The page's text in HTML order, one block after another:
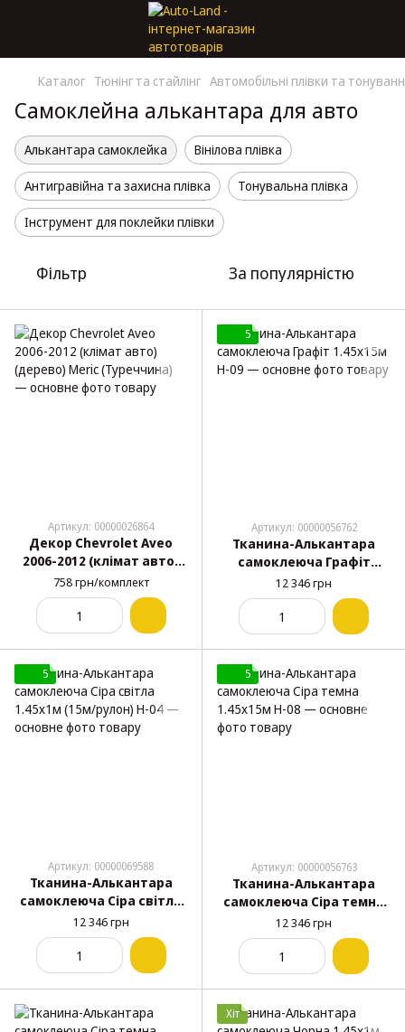
Каталог Тюнінг та стайлінг Автомобільні плівки та
Самоклейна алькантара для авто
Алькантара самоклейка Вінілова плівка
Антигравійна та захисна плівка Тонувальна плівка
Інструмент для поклейки плівки
Фільтр За популярністю
Артикул: 00000026864
Декор Chevrolet Aveo
2006-2012 (клімат авто)
(дерево) Meric
(Туреччина)
758 грн/комплект
5
Артикул: 00000056762
Тканина-Алькантара
самоклеюча Графіт
1.45х15м H-09
12 346 грн
5
Артикул: 00000069588
Тканина-Алькантара
самоклеюча Сіра світла
1.45х1м (15м/рулон) H-04
12 346 грн
5
Артикул: 00000056763
Тканина-Алькантара
самоклеюча Сіра темна
1.45х15м H-08
12 346 грн
Хіт